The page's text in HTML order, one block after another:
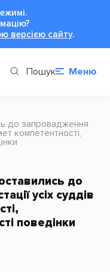
версією сайту.
Пошук Меню
до запровадження
компетентності,
до
усіх суддів
поведінки